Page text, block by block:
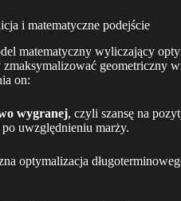
i matematyczne podejście
matematyczny wyliczający
zmaksymalizować geometriczny
on:
wygranej, czyli szansę na
po uwzględnieniu marży.
optymalizacja